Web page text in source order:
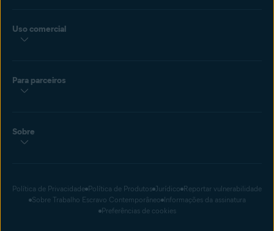
Uso comercial
Para parceiros
Sobre
Política de Privacidade Política de Produtos Jurídico Reportar vulnerabilidade
Sobre Trabalho Escravo Contemporâneo Informações da assinatura
Preferências de cookies